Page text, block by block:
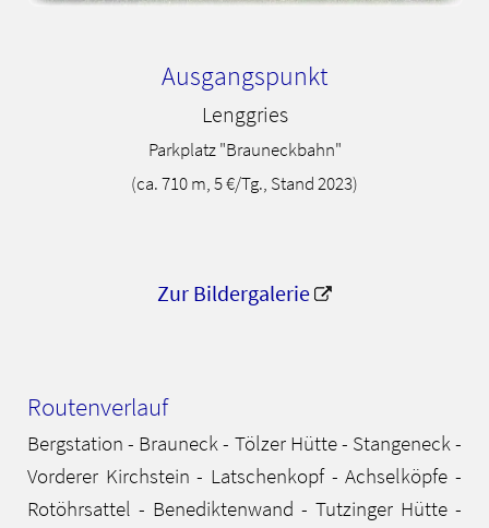
Ausgangspunkt
Lenggries
Parkplatz "Brauneckbahn"
(ca. 710 m, 5 €/Tg., Stand 2023)
Zur Bildergalerie
Routenverlauf
Bergstation - Brauneck - Tölzer Hütte - Stangeneck -
Vorderer Kirchstein - Latschenkopf - Achselköpfe -
Rotöhrsattel - Benediktenwand - Tutzinger Hütte -